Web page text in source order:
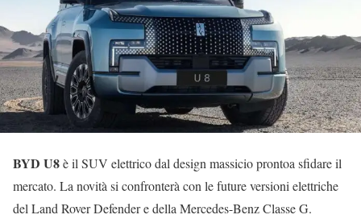
BYD U8è il SUV elettrico dal design massicio prontoa sfidare il
mercato. La novità si confronterà con le future versioni elettriche
del Land Rover Defender e della Mercedes-Benz Classe G.